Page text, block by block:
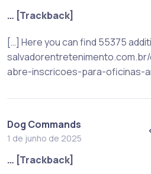
… [Trackback]
[…] Here you can find 55375
abre-inscricoes-para-oficinas-
Dog Commands
1 de junho de 2025
… [Trackback]